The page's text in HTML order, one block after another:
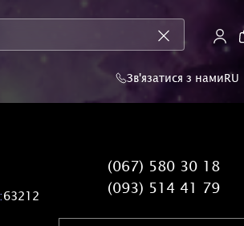
Зв'язатися з намиRU
63212
(067) 580 30 18
(093) 514 41 79